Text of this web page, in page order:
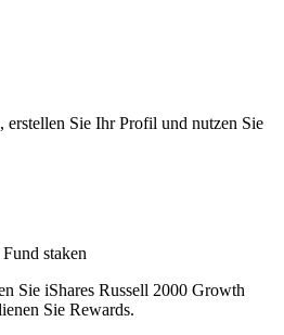
erstellen Sie Ihr Profil und nutzen Sie
staken
Sie iShares Russell 2000 Growth
Sie Rewards.